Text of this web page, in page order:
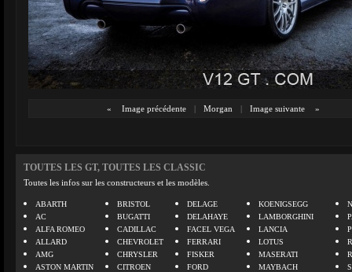
« Image précédente | Morgan | Image suivante »
TOUTES LES GT, TOUTES LES CLASSIC
Toutes les infos sur les constructeurs et les modèles.
ABARTH
AC
ALFA ROMEO
ALLARD
AMG
ASTON MARTIN
BRISTOL
BUGATTI
CADILLAC
CHEVROLET
CHRYSLER
CITROEN
DELAGE
DELAHAYE
FACEL VEGA
FERRARI
FISKER
FORD
KOENIGSEGG
LAMBORGHINI
LANCIA
LOTUS
MASERATI
MAYBACH